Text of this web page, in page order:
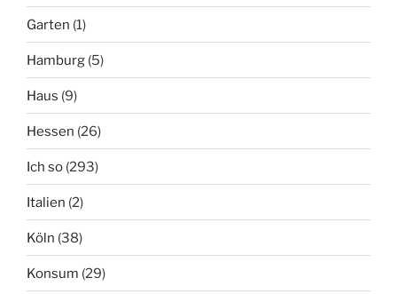
Garten (1)
Hamburg (5)
Haus (9)
Hessen (26)
Ich so (293)
Italien (2)
Köln (38)
Konsum (29)